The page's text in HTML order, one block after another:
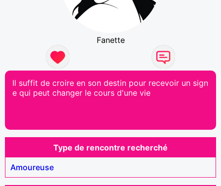
Fanette
Il suffit de croire en son destin pour recevoir un sign
e qui peut changer le cours d'une vie
Type de rencontre recherché
Amoureuse